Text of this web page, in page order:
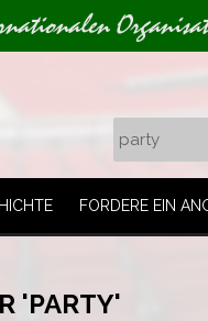
FORDERE EIN
'PARTY'